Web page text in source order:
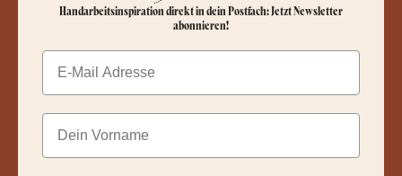
Handarbeitsinspiration direkt in dein Postfach: Jetzt Newsletter
abonnieren!
Email
Dein Vorname